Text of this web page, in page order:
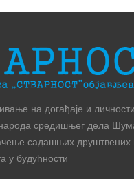
на догађаје и
народа средишњег дела
садашњих друштвених
у будућности